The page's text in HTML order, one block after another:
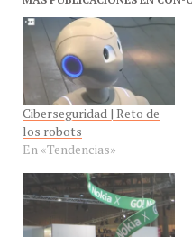
Ciberseguridad | Reto de
los robots
En «Tendencias»